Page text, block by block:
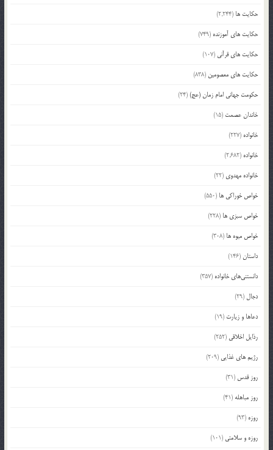
حکایت ها (2,244)
حکایت های آموزنده (749)
حکایت های قرآنی (107)
حکایت های معصومین (838)
حکومت جهانی امام زمان (عج)(24)
خاندان عصمت (15)
خانواده (227)
خانواده (2,682)
خانواده مهدوی (22)
خواص خوراکی ها (550)
خواص سبزی ها (228)
خواص میوه ها (308)
داستان (146)
دانستنی‌های خانواده (357)
دجال (29)
دعاها و زیارت (19)
رذایل اخلاقی (252)
رژیم های غذایی (209)
روز قدس (31)
روز مباهله (41)
روزه (93)
روزه و سلامتی (101)